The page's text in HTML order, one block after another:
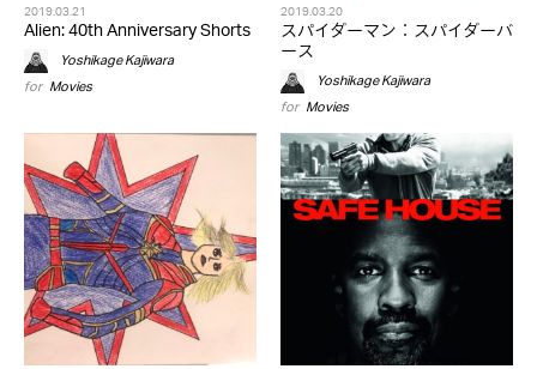
2019.03.21
Alien: 40th Anniversary Shorts
Yoshikage Kajiwara
for Movies
2019.03.20
スパイダーマン：スパイダーバ
ース
Yoshikage Kajiwara
for Movies